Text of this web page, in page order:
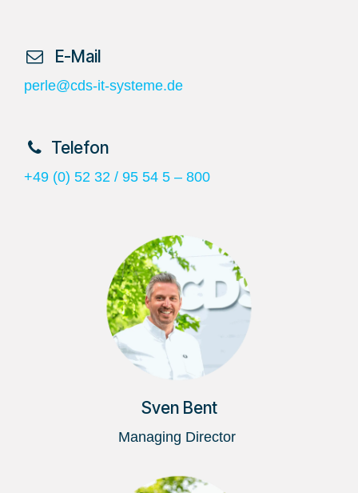
​ E-Mail
perle@cds-it-systeme.de
​Telefon
+49 (0) 52 32 / 95 54 5 – 800
Sven Bent
Managing Director